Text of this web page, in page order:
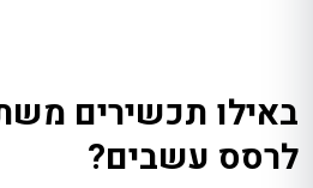
באילו תכשירים
לרסס עשבים?